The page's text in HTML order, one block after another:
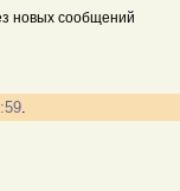
новых сообщений
.